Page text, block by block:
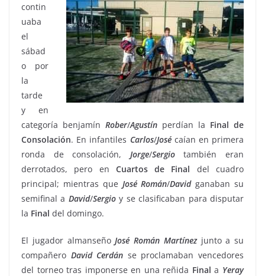
contin
uaba
el
sábad
o por
la
tarde
y en
categoría benjamín Rober/Agustín perdían la Final de
Consolación. En infantiles Carlos/Josécaían en primera
ronda de consolación, Jorge/Sergiotambién eran
derrotados, pero en Cuartos de Final del cuadro
principal; mientras que José Román/Davidganaban su
semifinal a David/Sergioy se clasificaban para disputar
la Final del domingo.
El jugador almanseño José Román Martínezjunto a su
compañero David Cerdán se proclamaban vencedores
del torneo tras imponerse en una reñida Final a Yeray